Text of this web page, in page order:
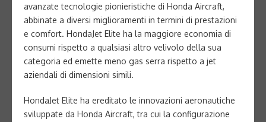
avanzate tecnologie pionieristiche di Honda Aircraft,
abbinate a diversi miglioramenti in termini di prestazioni
e comfort. HondaJet Elite ha la maggiore economia di
consumi rispetto a qualsiasi altro velivolo della sua
categoria ed emette meno gas serra rispetto a jet
aziendali di dimensioni simili.
HondaJet Elite ha ereditato le innovazioni aeronautiche
sviluppate da Honda Aircraft, tra cui la configurazione